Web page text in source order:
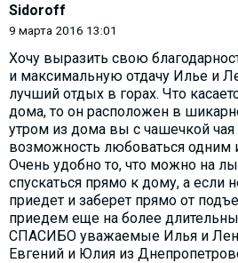
Sidoroff
9 марта 2016 13:01
Хочу выразить свою
и максимальную отдачу Илье и
лучший отдых в горах. Что
дома, то он расположен в
утром из дома вы с чашечкой чая
возможность любоваться одним
Очень удобно то, что можно на
спускаться прямо к дому, а если
приедет и заберет прямо от
приедем еще на более
СПАСИБО уважаемые Илья и
Евгений и Юлия из